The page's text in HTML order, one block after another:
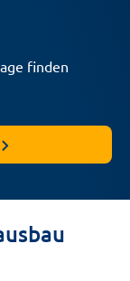
finden